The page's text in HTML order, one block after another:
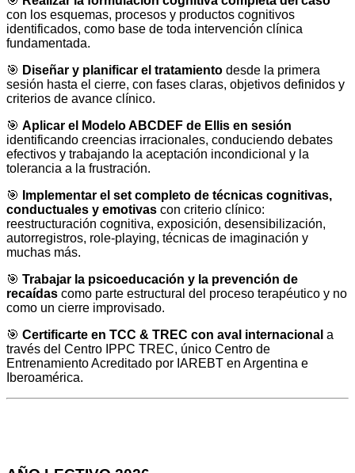
con los esquemas, procesos y productos cognitivos
identificados, como base de toda intervención clínica
fundamentada.
🎯 Diseñar y planificar el tratamiento desde la primera
sesión hasta el cierre, con fases claras, objetivos definidos y
criterios de avance clínico.
🎯 Aplicar el Modelo ABCDEF de Ellis en sesión
identificando creencias irracionales, conduciendo debates
efectivos y trabajando la aceptación incondicional y la
tolerancia a la frustración.
🎯
Implementar el set completo de técnicas cognitivas,
conductuales y emotivas con criterio clínico:
reestructuración cognitiva, exposición, desensibilización,
autorregistros, role-playing, técnicas de imaginación y
muchas más.
🎯 Trabajar la psicoeducación y la prevención de
recaídas como parte estructural del proceso terapéutico y no
como un cierre improvisado.
🎯 Certificarte en TCC & TREC con aval internacional a
través del Centro IPPC TREC, único Centro de
Entrenamiento Acreditado por IAREBT en Argentina e
Iberoamérica.